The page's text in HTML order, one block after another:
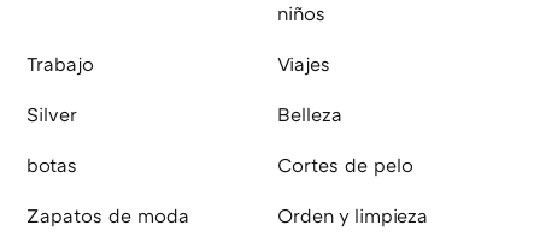
niños
Trabajo Viajes
Silver Belleza
botas Cortes de pelo
Zapatos de moda Orden y limpieza